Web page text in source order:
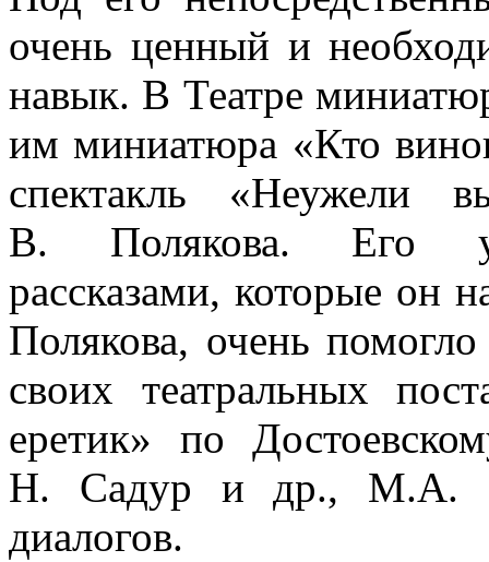
очень ценный и
навык. В Театре
им миниатюра «Кто
спектакль «Неужели
В. Полякова. Его
рассказами, которые он
Полякова, очень
своих театральных
еретик» по
Н. Садур и др., М.А.
диалогов.